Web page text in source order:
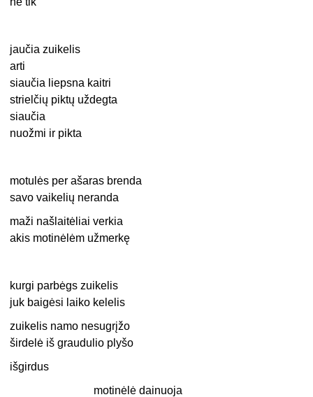
jaučia zuikelis
arti
siaučia liepsna kaitri
strielčių piktų uždegta
siaučia
nuožmi ir pikta
motulės per ašaras brenda
savo vaikelių neranda
maži našlaitėliai verkia
akis motinėlėm užmerkę
kurgi parbėgs zuikelis
juk baigėsi laiko kelelis
zuikelis namo nesugrįžo
širdelė iš graudulio plyšo
išgirdus
motinėlė dainuoja